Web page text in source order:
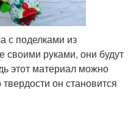
с поделками из
руками, они будут
этот материал можно
твердости он становится